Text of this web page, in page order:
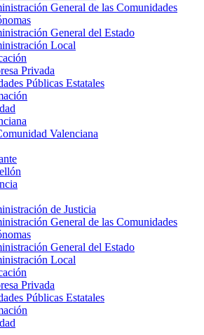
General de las Comunidades
General del Estado
Local
Privada
Públicas Estatales
Valenciana
de Justicia
General de las Comunidades
General del Estado
Local
Privada
Públicas Estatales